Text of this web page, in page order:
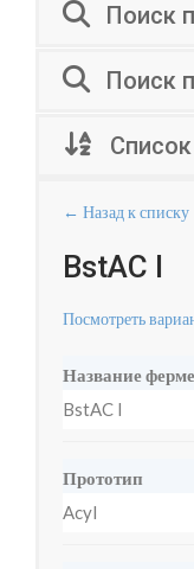
Поиск
Поиск
← Назад к списку
BstAC I
Посмотреть
Название
BstAC I
Прототип
AcyI